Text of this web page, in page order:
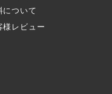
について
様レビュー